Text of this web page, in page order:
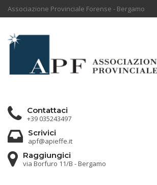
Associazione Provinciale Forense - Bergamo
Contattaci
+39 035243497
Scrivici
apf@apieffe.it
Raggiungici
via Borfuro 11/B - Bergamo